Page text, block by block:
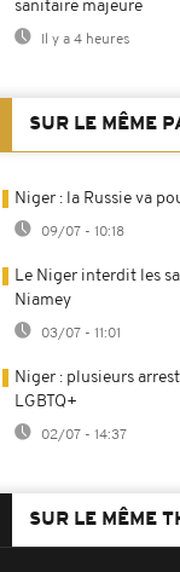
sanitaire majeure
Il y a 4 heures
SUR LE MÊME
Niger : la Russie va
09/07 - 10:18
Le Niger interdit les
Niamey
03/07 - 11:01
Niger : plusieurs
LGBTQ+
02/07 - 14:37
SUR LE MÊME